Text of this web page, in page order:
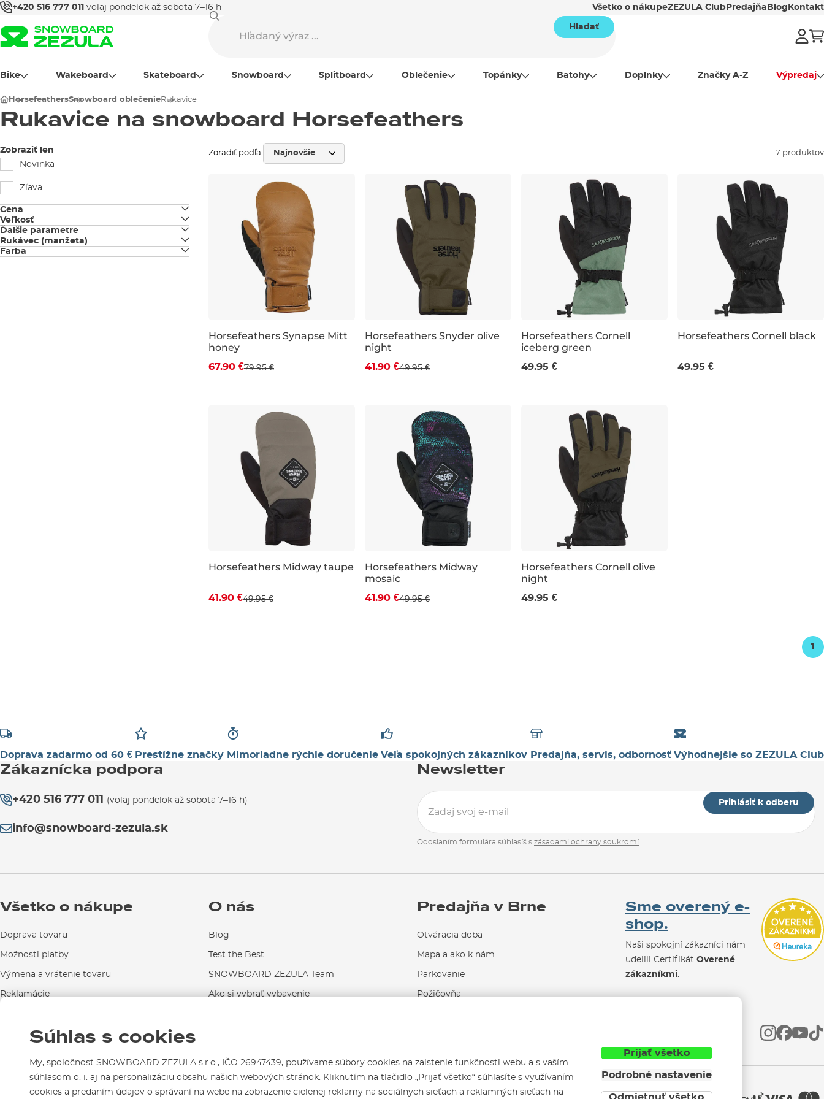
+420 516 777 011 volaj pondelok až sobota 7–16 h Všetko o nákupeZEZULA Club Predajňa Blog Kontakt
Hladať
Bike Wakeboard Skateboard Snowboard Splitboard Oblečenie Topánky Batohy Doplnky Značky A-Z Výpredaj
HorsefeathersSnowboard oblečenieRukavice
Rukavice na snowboard Horsefeathers
Zobraziť len
Novinka
Zľava
Cena
Veľkosť
S
M
Ďalšie parametre
koža
Rukávec (manžeta)
krátky (pod bundu)
Farba
Zoradiť podľa: 7 produktov
Zľava -15 %
Horsefeathers Synapse Mitt
honey
67.90 €79.95 €
Zľava -16 %
Horsefeathers Snyder olive
night
41.90 €49.95 €
Horsefeathers Cornell
iceberg green
49.95 €
Horsefeathers Cornell black
49.95 €
Horsefeathers Midway taupe
41.90 €49.95 €
Zľava -16 %
Horsefeathers Midway
mosaic
41.90 €49.95 €
Horsefeathers Cornell olive
night
49.95 €
1
Doprava zadarmo od 60 € Prestížne značky Mimoriadne rýchle doručenie Veľa spokojných zákazníkov Predajňa, servis, odbornosť Výhodnejšie so ZEZULA Club
Zákaznícka podpora
+420 516 777 011 (volaj pondelok až sobota 7–16 h)
info@snowboard-zezula.sk
Newsletter
Prihlásiť k odberu
Odoslaním formulára súhlasíš s zásadami ochrany soukromí
Všetko o nákupe
Doprava tovaru
Možnosti platby
Výmena a vrátenie tovaru
Reklamácie
Kontakty
O nás
Blog
Test the Best
SNOWBOARD ZEZULA Team
Ako si vybrať vybavenie
Predajňa v Brne
Otváracia doba
Mapa a ako k nám
Parkovanie
Požičovňa
Sme overený e-
shop.
Naši spokojní zákazníci nám
udelili Certifikát Overené
zákazníkmi.
Súhlas s cookies
My, spoločnosť SNOWBOARD ZEZULA s.r.o., IČO 26947439, používame súbory cookies na zaistenie funkčnosti webu a s vaším
súhlasom o. i. aj na personalizáciu obsahu našich webových stránok. Kliknutím na tlačidlo „Prijať všetko“ súhlasíte s využívaním
cookies a predaním údajov o správaní na webe na zobrazenie cielenej reklamy na sociálnych sieťach a reklamných sieťach na
Prijať všetko
Podrobné nastavenie